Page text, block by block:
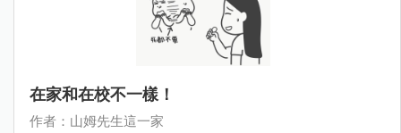
在家和在校不一樣！
作者：山姆先生這一家